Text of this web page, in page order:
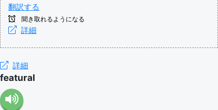
翻訳する
聞き取れるようになる
詳細
詳細
featural